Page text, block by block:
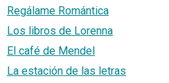
Regálame Romántica
Los libros de Lorenna
El café de Mendel
La estación de las letras